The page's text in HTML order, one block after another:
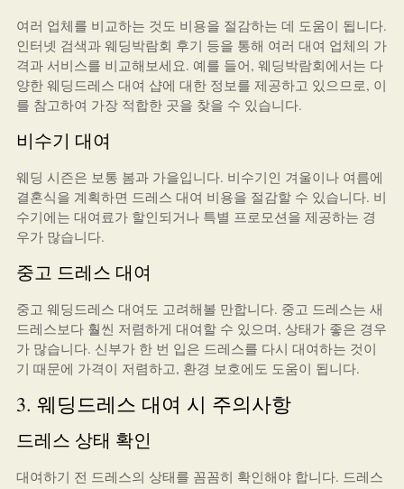
여러 업체를 비교하는 것도 비용을 절감하는 데 도움이 됩니다.
인터넷 검색과 웨딩박람회 후기 등을 통해 여러 대여 업체의 가
격과 서비스를 비교해보세요. 예를 들어, 웨딩박람회에서는 다
양한 웨딩드레스 대여 샵에 대한 정보를 제공하고 있으므로, 이
를 참고하여 가장 적합한 곳을 찾을 수 있습니다.
비수기 대여
웨딩 시즌은 보통 봄과 가을입니다. 비수기인 겨울이나 여름에
결혼식을 계획하면 드레스 대여 비용을 절감할 수 있습니다. 비
수기에는 대여료가 할인되거나 특별 프로모션을 제공하는 경
우가 많습니다.
중고 드레스 대여
중고 웨딩드레스 대여도 고려해볼 만합니다. 중고 드레스는 새
드레스보다 훨씬 저렴하게 대여할 수 있으며, 상태가 좋은 경우
가 많습니다. 신부가 한 번 입은 드레스를 다시 대여하는 것이
기 때문에 가격이 저렴하고, 환경 보호에도 도움이 됩니다.
3. 웨딩드레스 대여 시 주의사항
드레스 상태 확인
대여하기 전 드레스의 상태를 꼼꼼히 확인해야 합니다. 드레스